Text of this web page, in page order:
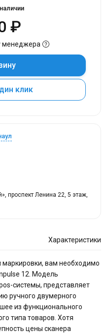
₽
менеджера
в один клик
проспект Ленина 22, 5 этаж,
Характеристики
вам необходимо
12. Модель
системы, представляет
ручного двумерного
из функционального
типа товаров. Хотя
цены сканера